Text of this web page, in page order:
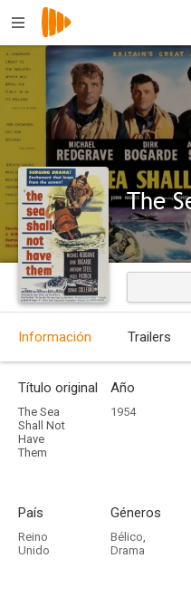
Información Trailers
Título original
The Sea
Shall Not
Have
Them
Año
1954
País
Reino
Unido
Géneros
Bélico,
Drama